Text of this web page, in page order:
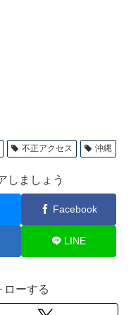
不正アクセス 沖縄
しましょう
Facebook
LINE
ローする